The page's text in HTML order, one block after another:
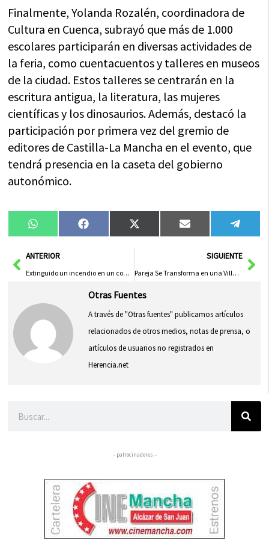
Finalmente, Yolanda Rozalén, coordinadora de
Cultura en Cuenca, subrayó que más de 1.000
escolares participarán en diversas actividades de
la feria, como cuentacuentos y talleres en museos
de la ciudad. Estos talleres se centrarán en la
escritura antigua, la literatura, las mujeres
científicas y los dinosaurios. Además, destacó la
participación por primera vez del gremio de
editores de Castilla-La Mancha en el evento, que
tendrá presencia en la caseta del gobierno
autonómico.
Compartir
en
WhatsAppCompartir
en
FacebookCompartir
en
X
(Twitter)
Compartir
en
Email
en
AntANTERIOR
Extinguido un incendio en un contenedor de la calle Mesones de Herencia
SIGUIENTE
Pareja Se Transforma en una Villa Medieval los Días 26 y 27 de Abril
Otras Fuentes
A través de "Otras fuentes" publicamos artículos
relacionados de otros medios, notas de prensa, o
artículos de usuarios no registrados en
Herencia.net
– patrocinadores –